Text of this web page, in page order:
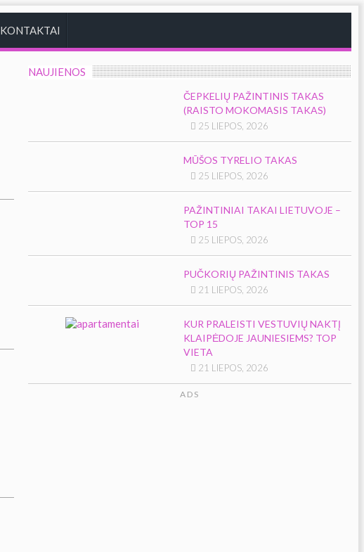
KONTAKTAI
NAUJIENOS
ČEPKELIŲ PAŽINTINIS TAKAS
(RAISTO MOKOMASIS TAKAS)
25 LIEPOS, 2026
MŪŠOS TYRELIO TAKAS
25 LIEPOS, 2026
PAŽINTINIAI TAKAI LIETUVOJE –
TOP 15
25 LIEPOS, 2026
PUČKORIŲ PAŽINTINIS TAKAS
21 LIEPOS, 2026
KUR PRALEISTI VESTUVIŲ NAKTĮ
KLAIPĖDOJE JAUNIESIEMS? TOP
VIETA
21 LIEPOS, 2026
ADS